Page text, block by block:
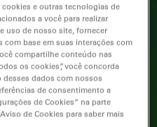
e outras tecnologias de
a você para realizar
uso de nosso site, fornecer
base em suas interações com
compartilhe conteúdo nas
os cookies”, você concorda
dados com nossos
de consentimento a
de Cookies” na parte
de Cookies para saber mais